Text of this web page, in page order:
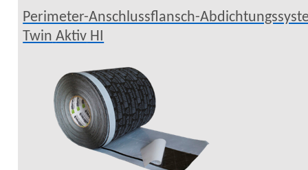
Perimeter-Anschlussflansch-
Twin Aktiv HI